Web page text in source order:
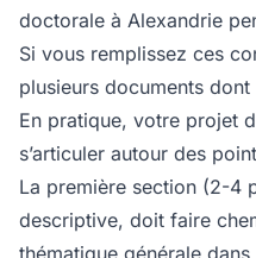
doctorale à Alexandrie
Si vous remplissez ces
plusieurs documents
En pratique, votre projet
s’articuler autour des
La première section (2-4
descriptive, doit faire
thématique générale